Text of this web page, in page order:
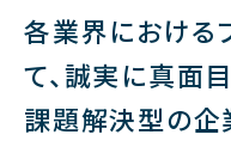
各業界における
て、誠実に真面
課題解決型の企